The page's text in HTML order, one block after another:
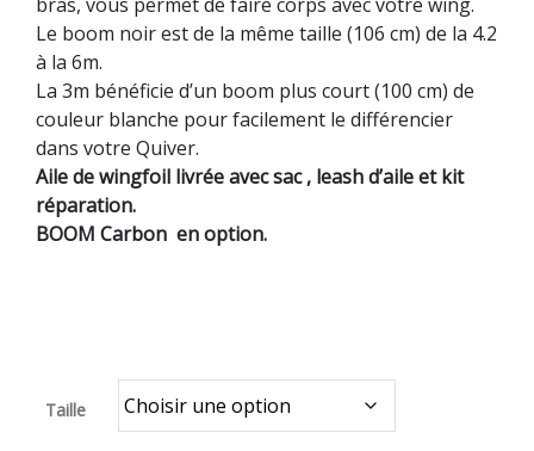
Le boom noir est de la même taille (106 cm) de la 4.2
à la 6m.
La 3m bénéficie d’un boom plus court (100 cm) de
couleur blanche pour facilement le différencier
dans votre Quiver.
Aile de wingfoil livrée avecsac , leash d’aile et kit
réparation.
BOOM Carbon en option.
Taille